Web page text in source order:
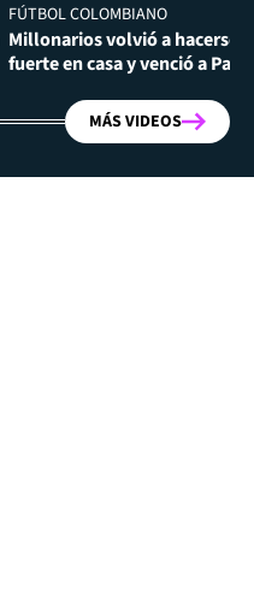
FÚTBOL COLOMBIANO
Millonarios volvió a hacerse
fuerte en casa y venció a
MÁS VIDEOS